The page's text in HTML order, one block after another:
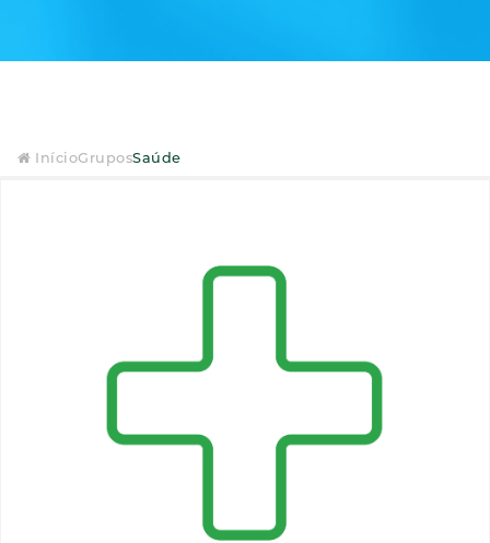
InícioGruposSaúde